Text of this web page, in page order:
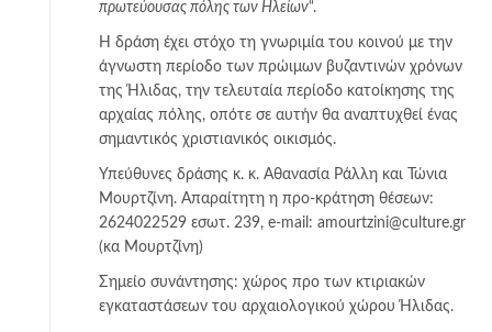
πρωτεύουσας πόλης των Ηλείων“.
Η δράση έχει στόχο τη γνωριμία του κοινού με την
άγνωστη περίοδο των πρώιμων βυζαντινών χρόνων
της Ήλιδας, την τελευταία περίοδο κατοίκησης της
αρχαίας πόλης, οπότε σε αυτήν θα αναπτυχθεί ένας
σημαντικός χριστιανικός οικισμός.
Υπεύθυνες δράσης κ. κ. Αθανασία Ράλλη και Τώνια
Μουρτζίνη. Απαραίτητη η προ-κράτηση θέσεων:
2624022529 εσωτ. 239, e-mail: amourtzini@culture.gr
(κα Μουρτζίνη)
Σημείο συνάντησης: χώρος προ των κτιριακών
εγκαταστάσεων του αρχαιολογικού χώρου Ήλιδας.